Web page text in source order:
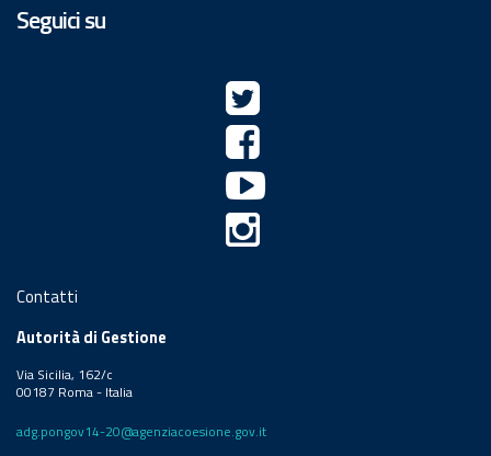
Seguici su
Contatti
Autorità di Gestione
Via Sicilia, 162/c
00187 Roma - Italia
adg.pongov14-20@agenziacoesione.gov.it